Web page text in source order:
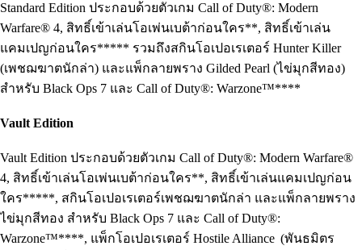
Standard Edition ประกอบด้วยตัวเกม Call of Duty®: Modern
Warfare® 4, สิทธิ์เข้าเล่นโอเพ่นเบต้าก่อนใคร**, สิทธิ์เข้าเล่น
แคมเปญก่อนใคร***** รวมถึงสกินโอเปอเรเตอร์ Hunter Killer
(เพชฌฆาตนักล่า) และแพ็กลายพราง Gilded Pearl (ไข่มุกสีทอง)
สำหรับ Black Ops 7 และ Call of Duty®: Warzone™****
Vault Edition
Vault Edition ประกอบด้วยตัวเกม Call of Duty®: Modern Warfare®
4, สิทธิ์เข้าเล่นโอเพ่นเบต้าก่อนใคร**, สิทธิ์เข้าเล่นแคมเปญก่อน
ใคร*****, สกินโอเปอเรเตอร์เพชฌฆาตนักล่า และแพ็กลายพราง
ไข่มุกสีทอง สำหรับ Black Ops 7 และ Call of Duty®:
Warzone™****, แพ็กโอเปอเรเตอร์ Hostile Alliance (พันธมิตร